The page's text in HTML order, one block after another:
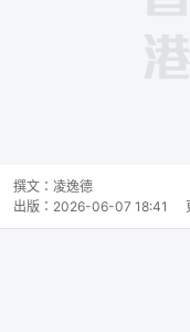
撰文： 凌逸德
出版： 2026-06-07 18:41